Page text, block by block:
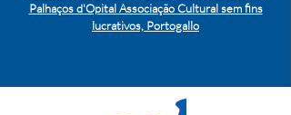
Palhaços d'Opital Associação Cultural sem fins
lucrativos, Portogallo